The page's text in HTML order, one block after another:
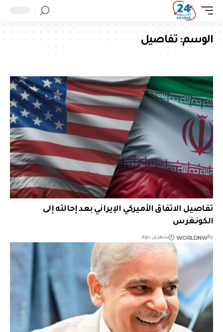
الوسم: تفاصيل
تفاصيل الاتفاق الأميركي الإيراني بعد إحالته إلى
الكونغرس
By
WORLDNW شهرين ago